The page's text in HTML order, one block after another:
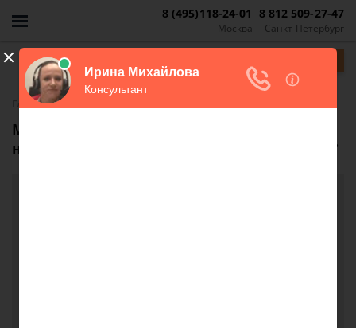
Москва
8 (495)118-24-01
Санкт-Петербург
8 812 509-27-47
Главная-FAQ
Может ли данное обременение повлиять
на решение банка по одобрению ипотеки?